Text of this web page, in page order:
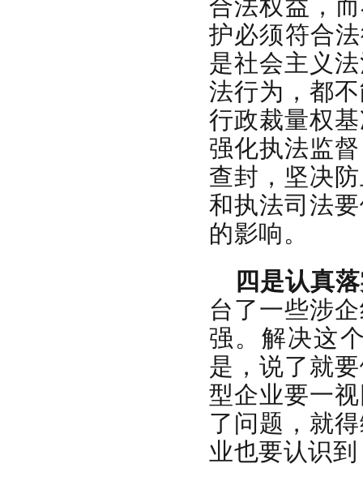
护必须符合
是社会主义
法行为，都
行政裁量权
强化执法监
查封，坚决
和执法司法
的影响。
四是认真
台了一些涉
强。解决这
是，说了就
型企业要一
了问题，就
业也要认识